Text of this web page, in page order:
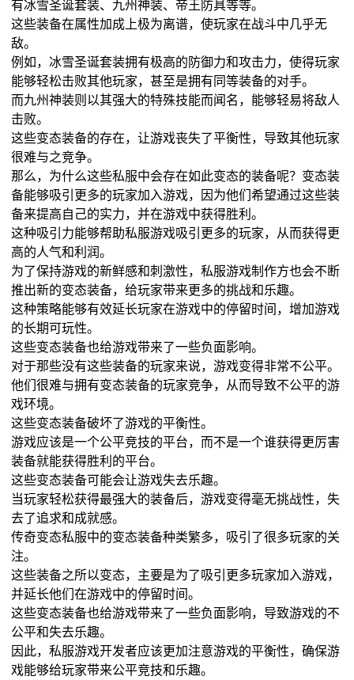
有冰雪圣诞套装、九州神装、帝王防具等等。
这些装备在属性加成上极为离谱，使玩家在战斗中几乎无
敌。
例如，冰雪圣诞套装拥有极高的防御力和攻击力，使得玩家
能够轻松击败其他玩家，甚至是拥有同等装备的对手。
而九州神装则以其强大的特殊技能而闻名，能够轻易将敌人
击败。
这些变态装备的存在，让游戏丧失了平衡性，导致其他玩家
很难与之竞争。
那么，为什么这些私服中会存在如此变态的装备呢？变态装
备能够吸引更多的玩家加入游戏，因为他们希望通过这些装
备来提高自己的实力，并在游戏中获得胜利。
这种吸引力能够帮助私服游戏吸引更多的玩家，从而获得更
高的人气和利润。
为了保持游戏的新鲜感和刺激性，私服游戏制作方也会不断
推出新的变态装备，给玩家带来更多的挑战和乐趣。
这种策略能够有效延长玩家在游戏中的停留时间，增加游戏
的长期可玩性。
这些变态装备也给游戏带来了一些负面影响。
对于那些没有这些装备的玩家来说，游戏变得非常不公平。
他们很难与拥有变态装备的玩家竞争，从而导致不公平的游
戏环境。
这些变态装备破坏了游戏的平衡性。
游戏应该是一个公平竞技的平台，而不是一个谁获得更厉害
装备就能获得胜利的平台。
这些变态装备可能会让游戏失去乐趣。
当玩家轻松获得最强大的装备后，游戏变得毫无挑战性，失
去了追求和成就感。
传奇变态私服中的变态装备种类繁多，吸引了很多玩家的关
注。
这些装备之所以变态，主要是为了吸引更多玩家加入游戏，
并延长他们在游戏中的停留时间。
这些变态装备也给游戏带来了一些负面影响，导致游戏的不
公平和失去乐趣。
因此，私服游戏开发者应该更加注意游戏的平衡性，确保游
戏能够给玩家带来公平竞技和乐趣。